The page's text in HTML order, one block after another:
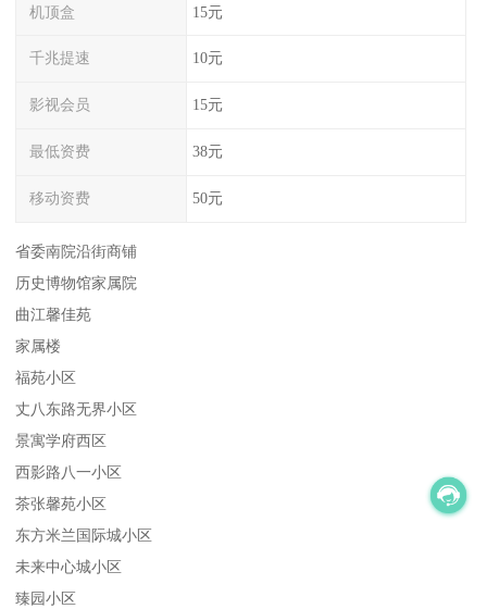
机顶盒 15元
千兆提速 10元
影视会员 15元
最低资费 38元
移动资费 50元
省委南院沿街商铺
历史博物馆家属院
曲江馨佳苑
家属楼
福苑小区
丈八东路无界小区
景寓学府西区
西影路八一小区
茶张馨苑小区
东方米兰国际城小区
未来中心城小区
臻园小区